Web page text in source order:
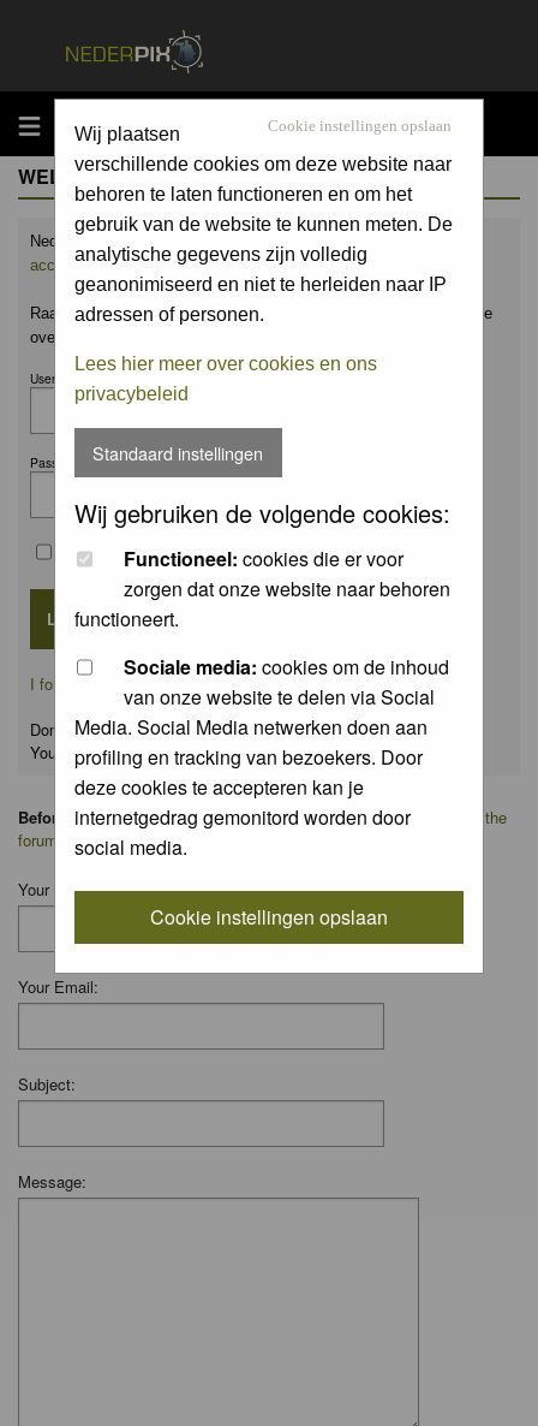
MENU Cookie instellingen opslaan
Wij plaatsen
verschillende cookies om deze website naar
behoren te laten functioneren en om het
gebruik van de website te kunnen meten. De
analytische gegevens zijn volledig
geanonimiseerd en niet te herleiden naar IP
adressen of personen.
Lees hier meer over cookies en ons
privacybeleid
Standaard instellingen
Wij gebruiken de volgende cookies:
Functioneel: cookies die er voor
zorgen dat onze website naar behoren
functioneert.
Sociale media: cookies om de inhoud
van onze website te delen via Social
Media. Social Media netwerken doen aan
profiling en tracking van bezoekers. Door
deze cookies te accepteren kan je
internetgedrag gemonitord worden door
social media.
Cookie instellingen opslaan
WELCOME GUEST
Nederpix.nl is hét platform voor de natuurfotograaf.
account aanen upload ook jouw mooiste foto's.
Raak geïnspireerd door het werk van anderen en leer en praat mee
over alles wat bij natuurfotografie komt kijken!
Username:
Password:
Remember me
I forgot my password
Don't have an account yet?
You canregisterfor FREE
Before you ask your question:pleaseread the FAQor search on the
forum
first.
Your Name:
Your Email:
Subject:
Message: